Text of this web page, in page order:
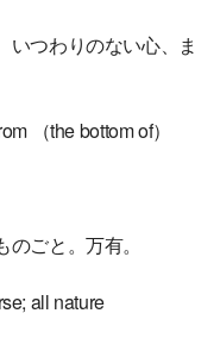
つわりのない心、ま
（the bottom of）
ごと。万有。
all nature